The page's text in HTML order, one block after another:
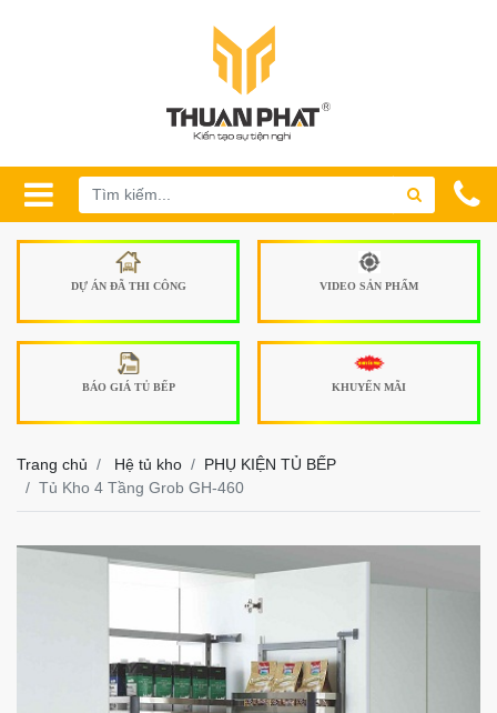
DỰ ÁN ĐÃ THI CÔNG VIDEO SẢN PHẨM
BÁO GIÁ TỦ BẾP KHUYẾN MÃI
Trang chủ Hệ tủ kho
PHỤ KIỆN TỦ BẾP
Tủ Kho 4 Tầng Grob GH-460